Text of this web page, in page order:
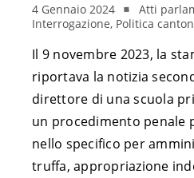
4 Gennaio 2024
Atti
Interrogazione, Politica
Il 9 novembre 2023, la
riportava la notizia
direttore di una scuola
un procedimento penale
nello specifico per
truffa, appropriazione